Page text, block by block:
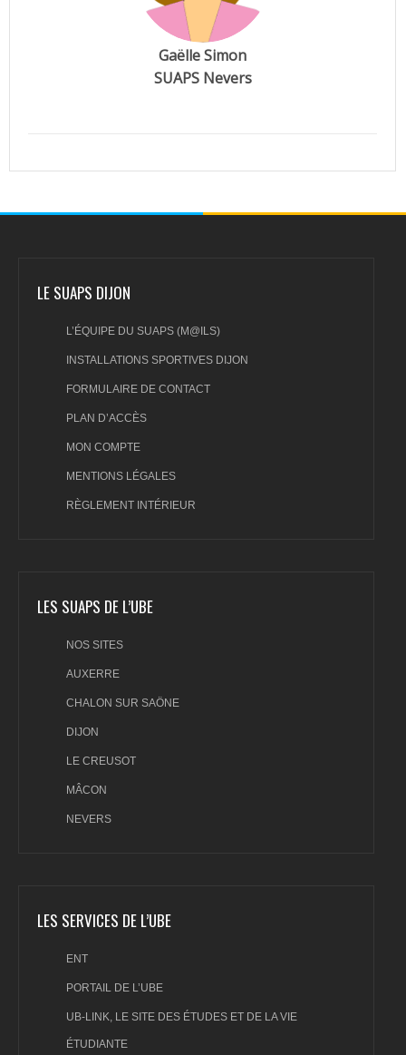
Gaëlle Simon
SUAPS Nevers
LE SUAPS DIJON
L’ÉQUIPE DU SUAPS (M@ILS)
INSTALLATIONS SPORTIVES DIJON
FORMULAIRE DE CONTACT
PLAN D’ACCÈS
MON COMPTE
MENTIONS LÉGALES
RÈGLEMENT INTÉRIEUR
LES SUAPS DE L’UBE
NOS SITES
AUXERRE
CHALON SUR SAÖNE
DIJON
LE CREUSOT
MÂCON
NEVERS
LES SERVICES DE L’UBE
ENT
PORTAIL DE L’UBE
UB-LINK, LE SITE DES ÉTUDES ET DE LA VIE
ÉTUDIANTE